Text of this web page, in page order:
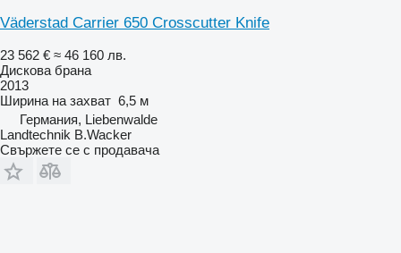
Väderstad Carrier 650 Crosscutter Knife
23 562 € ≈ 46 160 лв.
Дискова брана
2013
Ширина на захват 6,5 м
Германия, Liebenwalde
Landtechnik B.Wacker
Свържете се с продавача